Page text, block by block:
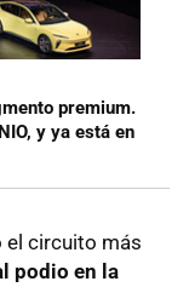
premium.
y ya está en
el circuito más
podio en la